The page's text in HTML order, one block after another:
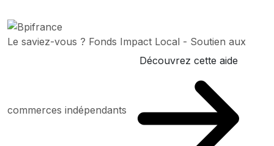
Le saviez-vous ? Fonds Impact Local - Soutien aux
commerces indépendants
Découvrez cette aide